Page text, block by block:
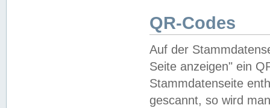
QR-Codes
Auf der
Seite anzeigen" ein
Stammdatenseite
gescannt, so wird